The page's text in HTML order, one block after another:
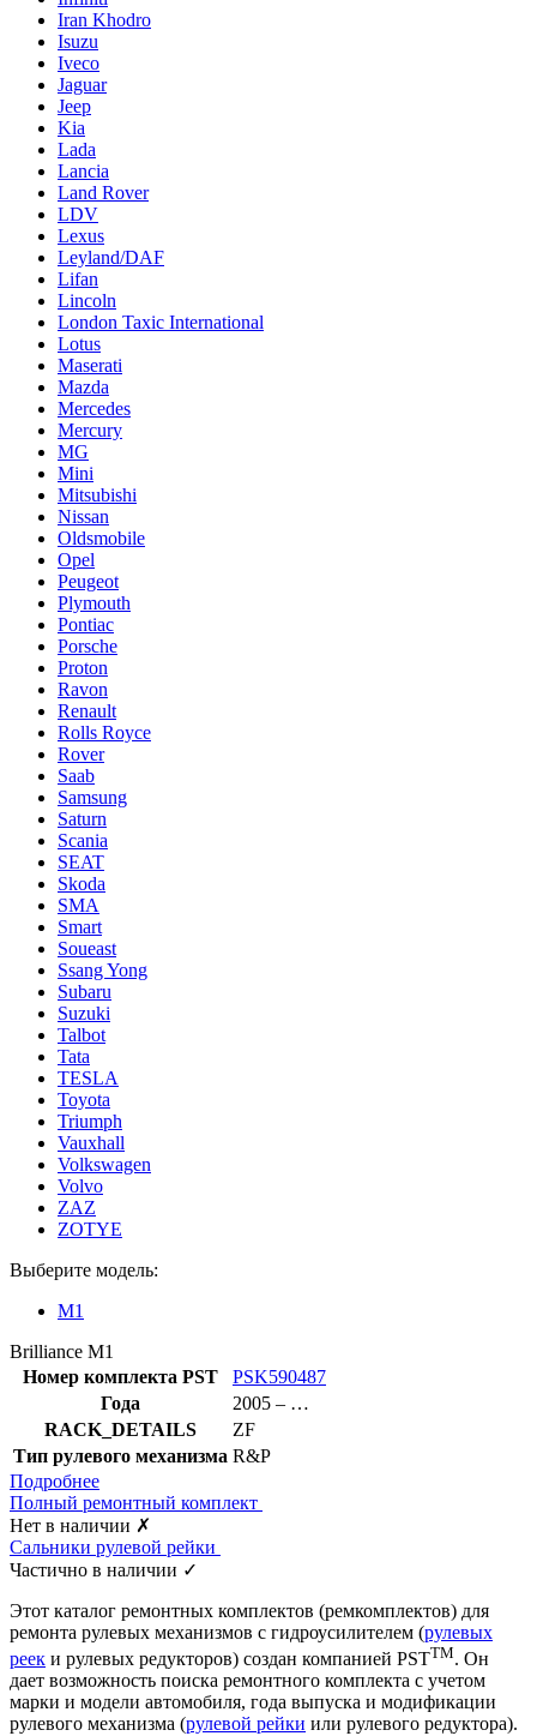
Iran Khodro
Isuzu
Iveco
Jaguar
Jeep
Kia
Lada
Lancia
Land Rover
LDV
Lexus
Leyland/DAF
Lifan
Lincoln
London Taxic International
Lotus
Maserati
Mazda
Mercedes
Mercury
MG
Mini
Mitsubishi
Nissan
Oldsmobile
Opel
Peugeot
Plymouth
Pontiac
Porsche
Proton
Ravon
Renault
Rolls Royce
Rover
Saab
Samsung
Saturn
Scania
SEAT
Skoda
SMA
Smart
Soueast
Ssang Yong
Subaru
Suzuki
Talbot
Tata
TESLA
Toyota
Triumph
Vauxhall
Volkswagen
Volvo
ZAZ
ZOTYE
Выберите модель:
M1
Brilliance M1
Номер комплекта PST
PSK590487
Года
2005 – …
RACK_DETAILS
ZF
Тип рулевого механизма R&P
Подробнее
Полный ремонтный комплект
Нет в наличии ✗
Сальники рулевой рейки
Частично в наличии ✓
Этот каталог ремонтных комплектов (ремкомплектов) для
ремонта рулевых механизмов с гидроусилителем (рулевых
реек и рулевых редукторов) создан компанией PSTTM. Он
дает возможность поиска ремонтного комплекта с учетом
марки и модели автомобиля, года выпуска и модификации
рулевого механизма (рулевой рейки или рулевого редуктора).